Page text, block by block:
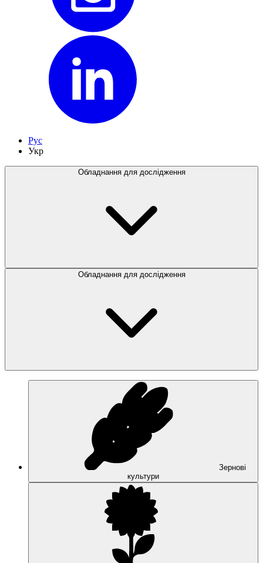
Рус
Укр
Обладнання для дослідження
Обладнання для дослідження
Зернові
культури